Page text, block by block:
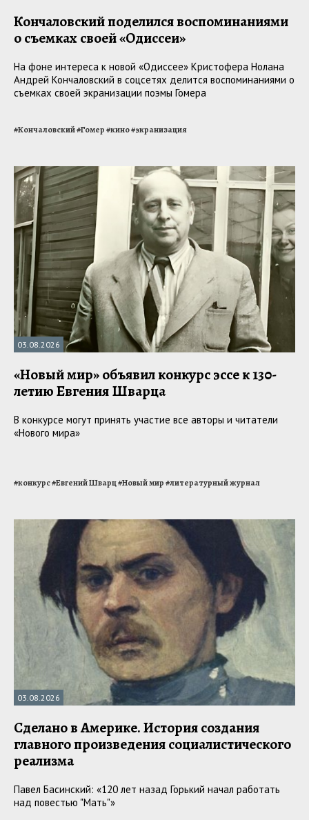
Кончаловский поделился воспоминаниями
о съемках своей «Одиссеи»
На фоне интереса к новой «Одиссее» Кристофера Нолана
Андрей Кончаловский в соцсетях делится воспоминаниями о
съемках своей экранизации поэмы Гомера
#Кончаловский#Гомер#кино#экранизация
03.08.2026
«Новый мир» объявил конкурс эссе к 130-
летию Евгения Шварца
В конкурсе могут принять участие все авторы и читатели
«Нового мира»
#конкурс#Евгений Шварц#Новый мир#литературный журнал
03.08.2026
Сделано в Америке. История создания
главного произведения социалистического
реализма
Павел Басинский: «120 лет назад Горький начал работать
над повестью "Мать"»